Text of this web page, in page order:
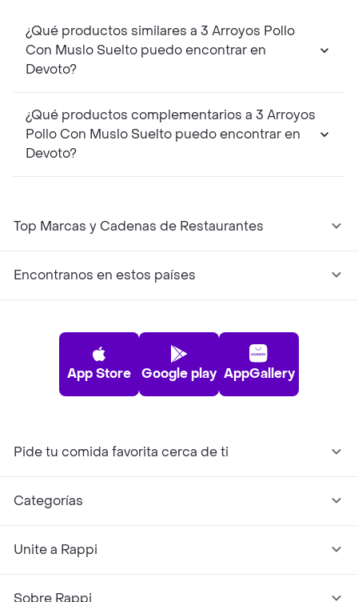
¿Qué productos similares a 3 Arroyos Pollo
Con Muslo Suelto puedo encontrar en
Devoto?
¿Qué productos complementarios a 3 Arroyos
Pollo Con Muslo Suelto puedo encontrar en
Devoto?
Top Marcas y Cadenas de Restaurantes
Encontranos en estos países
App Store Google play AppGallery
Pide tu comida favorita cerca de ti
Categorías
Unite a Rappi
Sobre Rappi